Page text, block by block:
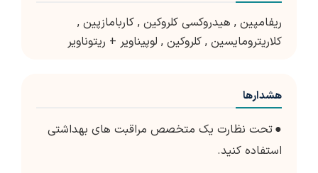
ریفامپین , هیدروکسی کلروکین , کاربامازپین ,
کلاریترومایسین , کلروکین , لوپیناویر + ریتوناویر
هشدارها
●تحت نظارت یک متخصص مراقبت های بهداشتی
استفاده کنید.